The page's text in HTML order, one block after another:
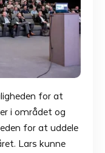
for at
i området og
for at uddele
Lars kunne